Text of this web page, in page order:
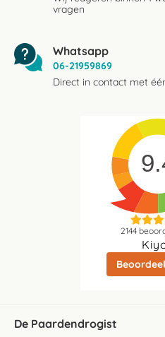
vragen
Whatsapp
06-21959869
Direct in contact met
2144
Beoordeel
De Paardendrogist